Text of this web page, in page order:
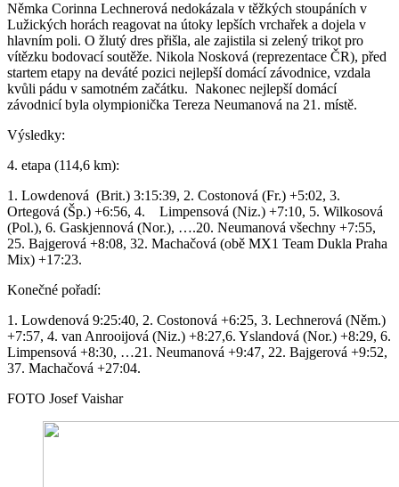
Němka Corinna Lechnerová nedokázala v těžkých stoupáních v
Lužických horách reagovat na útoky lepších vrchařek a dojela v
hlavním poli. O žlutý dres přišla, ale zajistila si zelený trikot pro
vítězku bodovací soutěže. Nikola Nosková (reprezentace ČR), před
startem etapy na deváté pozici nejlepší domácí závodnice, vzdala
kvůli pádu v samotném začátku. Nakonec nejlepší domácí
závodnicí byla olympionička Tereza Neumanová na 21. místě.
Výsledky:
4. etapa (114,6 km):
1. Lowdenová (Brit.) 3:15:39, 2. Costonová (Fr.) +5:02, 3.
Ortegová (Šp.) +6:56, 4. Limpensová (Niz.) +7:10, 5. Wilkosová
(Pol.), 6. Gaskjennová (Nor.), ….20. Neumanová všechny +7:55,
25. Bajgerová +8:08, 32. Machačová (obě MX1 Team Dukla Praha
Mix) +17:23.
Konečné pořadí:
1. Lowdenová 9:25:40, 2. Costonová +6:25, 3. Lechnerová (Něm.)
+7:57, 4. van Anrooijová (Niz.) +8:27,6. Yslandová (Nor.) +8:29, 6.
Limpensová +8:30, …21. Neumanová +9:47, 22. Bajgerová +9:52,
37. Machačová +27:04.
FOTO Josef Vaishar